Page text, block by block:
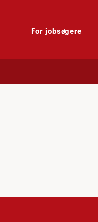
For jobsøgere